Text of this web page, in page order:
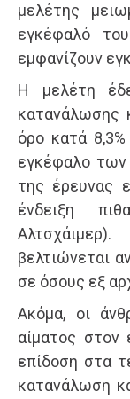
μελέτης
εγκέφαλό
εμφανίζουν
Η μελέτη
κατανάλωσης
όρο κατά
εγκέφαλο των
της έρευνας
ένδειξη
βελτιώνεται
σε όσους εξ
Ακόμα, οι
αίματος στον
επίδοση στα
κατανάλωση